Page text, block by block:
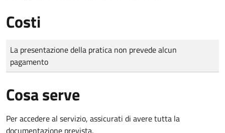
Costi
Tipo di pagamento
Importo
La presentazione della pratica non prevede alcun
pagamento
Cosa serve
Per accedere al servizio, assicurati di avere tutta la
documentazione prevista.